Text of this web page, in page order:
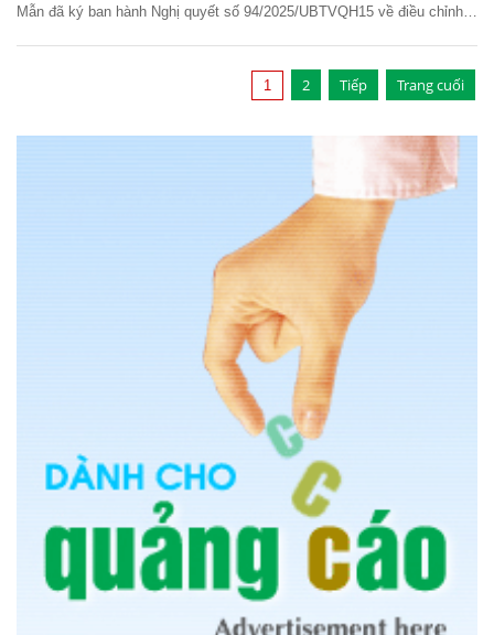
Mẫn đã ký ban hành Nghị quyết số 94/2025/UBTVQH15 về điều chỉnh
1 2 Tiếp Trang cuối